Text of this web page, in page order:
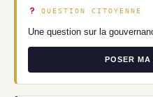
QUESTION CITOYENNE
Une question sur la
POSER